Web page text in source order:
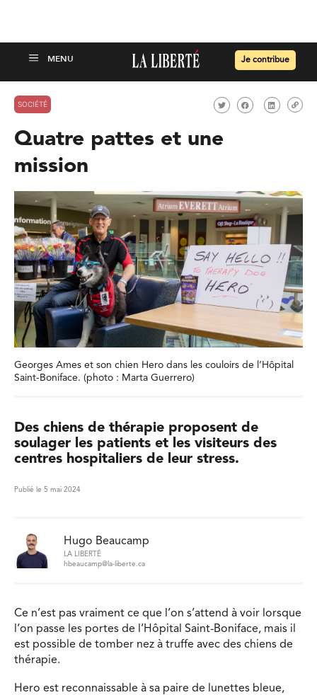
Je contribue
SOCIÉTÉ
Quatre pattes et une
mission
Georges Ames et son chien Hero dans les couloirs de l’Hôpital
Saint-Boniface. (photo : Marta Guerrero)
Des chiens de thérapie proposent de
soulager les patients et les visiteurs des
centres hospitaliers de leur stress.
Publié le 5 mai 2024
Hugo Beaucamp
LA LIBERTÉ
hbeaucamp@la-liberte.ca
Ce n’est pas vraiment ce que l’on s’attend à voir lorsque
l’on passe les portes de l’Hôpital Saint-Boniface, mais il
est possible de tomber nez à truffe avec des chiens de
thérapie.
Hero est reconnaissable à sa paire de lunettes bleue,